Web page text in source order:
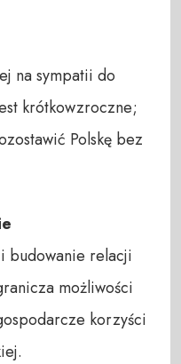
na sympatii do
krótkowzroczne;
Polskę bez
budowanie relacji
możliwości
korzyści